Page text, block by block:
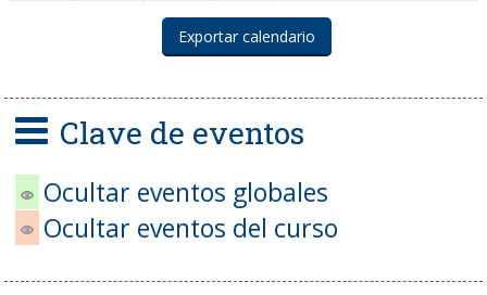
Clave de eventos
Ocultar eventos globales
Ocultar eventos del curso